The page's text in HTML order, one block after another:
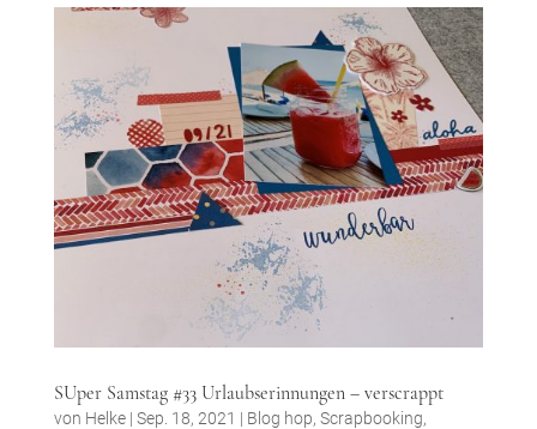
SUper Samstag #33 Urlaubserinnungen – verscrappt
von Helke| Sep. 18, 2021 | Blog hop, Scrapbooking,